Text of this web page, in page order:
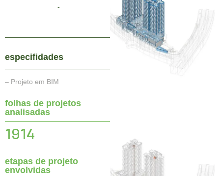
-
especifidades
– Projeto em BIM
folhas de projetos
analisadas
1914
etapas de projeto
envolvidas